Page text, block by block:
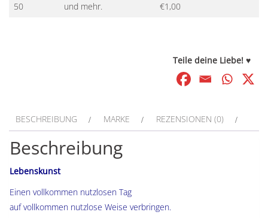
50
und mehr. €1,00
Teile deine Liebe! ♥
BESCHREIBUNG MARKE REZENSIONEN (0)
Beschreibung
Lebenskunst
Einen vollkommen nutzlosen Tag
auf vollkommen nutzlose Weise verbringen.